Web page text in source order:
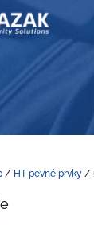
/ HT pevné prvky /